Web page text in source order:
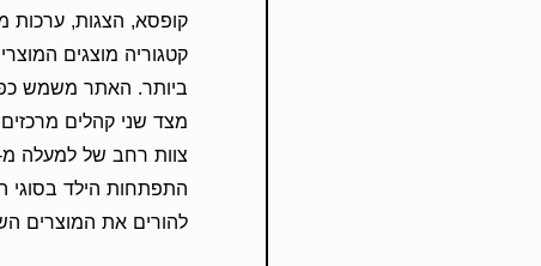
קופסא, הצגות, ערכות
קטגוריה מוצגים
ביותר. האתר משמש
מצד שני קהלים
התפתחות הילד בסוגי
להורים את המוצרים